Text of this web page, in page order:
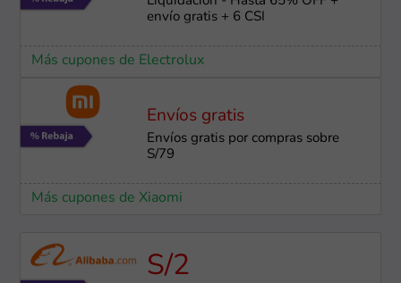
envío gratis + 6 CSI
Más cupones de Electrolux
Envíos gratis
Envíos gratis por compras sobre
S/79
Más cupones de Xiaomi
S/2